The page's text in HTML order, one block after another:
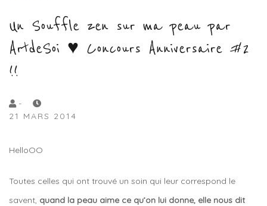
Un Souffle zen sur ma peau par
ArtdeSoi ♥ Concours Anniversaire #2
!!
by
Lola
-
21 MARS 2014
HelloOO
Toutes celles qui ont trouvé un soin qui leur correspond le
savent, quand la peau aime ce qu’on lui donne, elle nous dit